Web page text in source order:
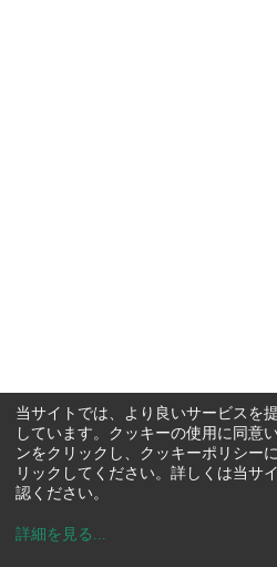
当サイトでは、より良いサービスを
しています。クッキーの使用に同意
ンをクリックし、クッキーポリシー
リックしてください。詳しくは当サ
認ください。
詳細を見る ...